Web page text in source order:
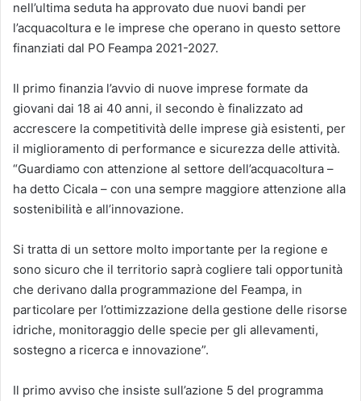
nell’ultima seduta ha approvato due nuovi bandi per
l’acquacoltura e le imprese che operano in questo settore
finanziati dal PO Feampa 2021-2027.
Il primo finanzia l’avvio di nuove imprese formate da
giovani dai 18 ai 40 anni, il secondo è finalizzato ad
accrescere la competitività delle imprese già esistenti, per
il miglioramento di performance e sicurezza delle attività.
“Guardiamo con attenzione al settore dell’acquacoltura –
ha detto Cicala – con una sempre maggiore attenzione alla
sostenibilità e all’innovazione.
Si tratta di un settore molto importante per la regione e
sono sicuro che il territorio saprà cogliere tali opportunità
che derivano dalla programmazione del Feampa, in
particolare per l’ottimizzazione della gestione delle risorse
idriche, monitoraggio delle specie per gli allevamenti,
sostegno a ricerca e innovazione”.
Il primo avviso che insiste sull’azione 5 del programma